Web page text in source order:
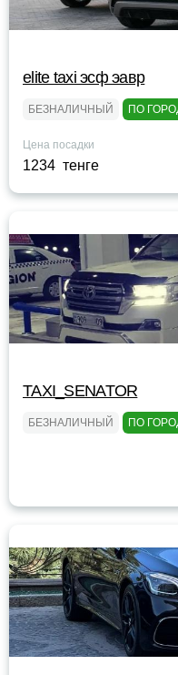
elite taxi эсф эавр
БЕЗНАЛИЧНЫЙ ПО
Цена посадки
1234 тенге
TAXI_SENATOR
БЕЗНАЛИЧНЫЙ ПО